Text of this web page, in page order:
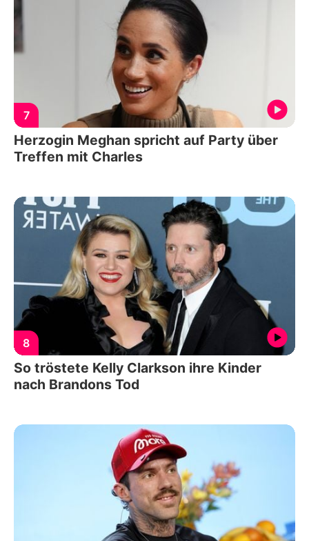
7
Herzogin Meghan spricht auf Party über
Treffen mit Charles
8
So tröstete Kelly Clarkson ihre Kinder
nach Brandons Tod